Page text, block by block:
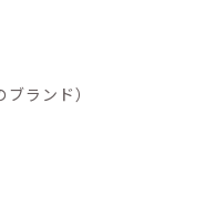
ランド）